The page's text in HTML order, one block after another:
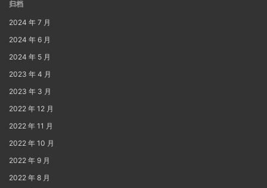
归档
2024 年 7 月
2024 年 6 月
2024 年 5 月
2023 年 4 月
2023 年 3 月
2022 年 12 月
2022 年 11 月
2022 年 10 月
2022 年 9 月
2022 年 8 月